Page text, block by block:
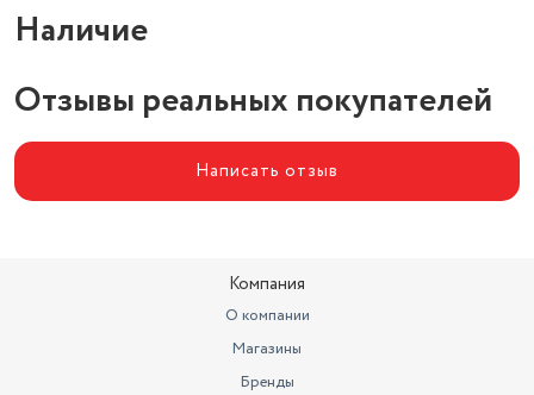
Длина сетевого шнура (м)
3
Наличие
Отзывы реальных покупателей
Написать отзыв
Компания
О компании
Магазины
Бренды